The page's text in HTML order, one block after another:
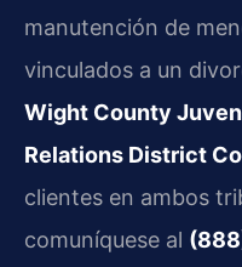
manutención de
vinculados a un
Wight County
Relations District
clientes en ambos
comuníquese al